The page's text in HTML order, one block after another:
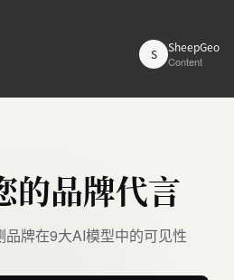
S SheepGeo
Content
的品牌代言
牌在9大AI模型中的可见性